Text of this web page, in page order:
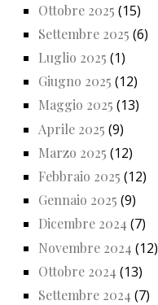
Ottobre 2025 (15)
Settembre 2025 (6)
Luglio 2025 (1)
Giugno 2025 (12)
Maggio 2025 (13)
Aprile 2025 (9)
Marzo 2025 (12)
Febbraio 2025 (12)
Gennaio 2025 (9)
Dicembre 2024 (7)
Novembre 2024 (12)
Ottobre 2024 (13)
Settembre 2024 (7)